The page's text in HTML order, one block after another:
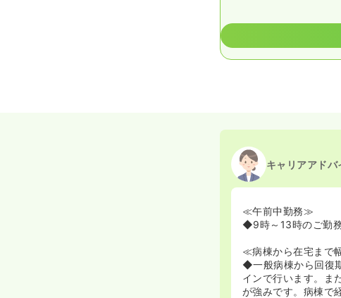
キャリアアドバ
≪午前中勤務≫
◆9時～13時のご勤
≪病棟から在宅まで
◆一般病棟から回復
インで行います。ま
が強みです。病棟で